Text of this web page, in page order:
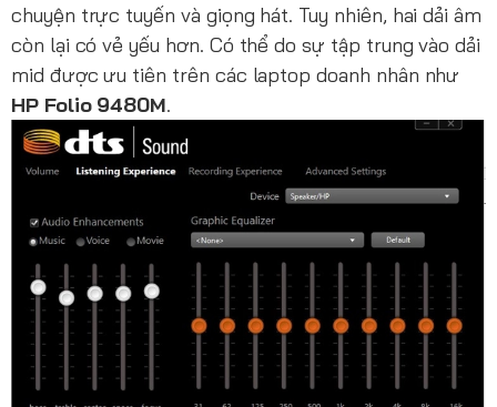
chuyện trực tuyến và giọng hát. Tuy nhiên, hai dải âm
còn lại có vẻ yếu hơn. Có thể do sự tập trung vào dải
mid được ưu tiên trên các laptop doanh nhân như
HP Folio 9480M.